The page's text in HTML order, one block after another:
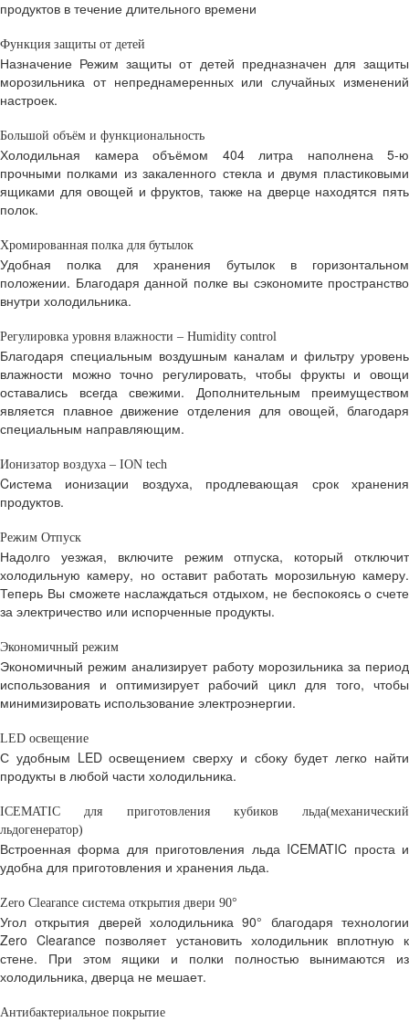
продуктов в течение длительного времени
Функция защиты от детей
Назначение Режим защиты от детей предназначен для защиты
морозильника от непреднамеренных или случайных изменений
настроек.
Большой объём и функциональность
Холодильная камера объёмом 404 литра наполнена 5-ю
прочными полками из закаленного стекла и двумя пластиковыми
ящиками для овощей и фруктов, также на дверце находятся пять
полок.
Хромированная полка для бутылок
Удобная полка для хранения бутылок в горизонтальном
положении. Благодаря данной полке вы сэкономите пространство
внутри холодильника.
Регулировка уровня влажности – Humidity control
Благодаря специальным воздушным каналам и фильтру уровень
влажности можно точно регулировать, чтобы фрукты и овощи
оставались всегда свежими. Дополнительным преимуществом
является плавное движение отделения для овощей, благодаря
специальным направляющим.
Ионизатор воздуха – ION tech
Cистема ионизации воздуха, продлевающая срок хранения
продуктов.
Режим Отпуск
Надолго уезжая, включите режим отпуска, который отключит
холодильную камеру, но оставит работать морозильную камеру.
Теперь Вы сможете наслаждаться отдыхом, не беспокоясь о счете
за электричество или испорченные продукты.
Экономичный режим
Экономичный режим анализирует работу морозильника за период
использования и оптимизирует рабочий цикл для того, чтобы
минимизировать использование электроэнергии.
LED освещение
С удобным LED освещением сверху и сбоку будет легко найти
продукты в любой части холодильника.
ICEMATIC для приготовления кубиков льда(механический
льдогенератор)
Встроенная форма для приготовления льда ICEMATIC проста и
удобна для приготовления и хранения льда.
Zero Clearance система открытия двери 90°
Угол открытия дверей холодильника 90° благодаря технологии
Zero Clearance позволяет установить холодильник вплотную к
стене. При этом ящики и полки полностью вынимаются из
холодильника, дверца не мешает.
Антибактериальное покрытие